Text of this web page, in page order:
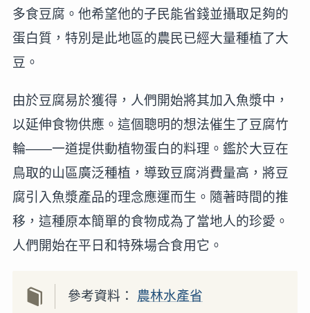
多食豆腐。他希望他的子民能省錢並攝取足夠的
蛋白質，特別是此地區的農民已經大量種植了大
豆。
由於豆腐易於獲得，人們開始將其加入魚漿中，
以延伸食物供應。這個聰明的想法催生了豆腐竹
輪——一道提供動植物蛋白的料理。鑑於大豆在
鳥取的山區廣泛種植，導致豆腐消費量高，將豆
腐引入魚漿產品的理念應運而生。隨著時間的推
移，這種原本簡單的食物成為了當地人的珍愛。
人們開始在平日和特殊場合食用它。
參考資料： 農林水產省